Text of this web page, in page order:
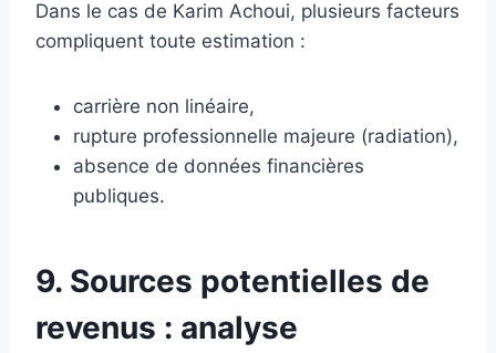
Dans le cas de Karim Achoui, plusieurs facteurs
compliquent toute estimation :
carrière non linéaire,
rupture professionnelle majeure (radiation),
absence de données financières
publiques.
9. Sources potentielles de
revenus : analyse